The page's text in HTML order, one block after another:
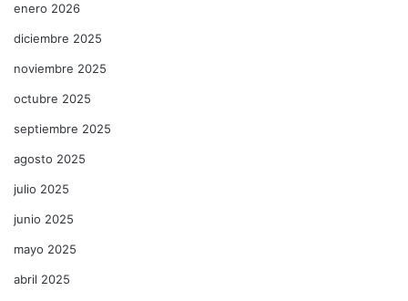
enero 2026
diciembre 2025
noviembre 2025
octubre 2025
septiembre 2025
agosto 2025
julio 2025
junio 2025
mayo 2025
abril 2025